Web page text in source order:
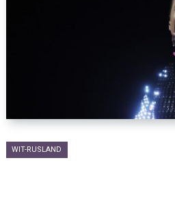
WIT-RUSLAND